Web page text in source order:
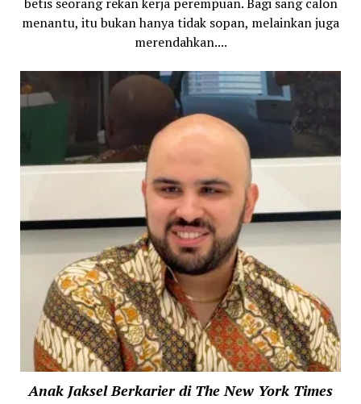
menantu, itu bukan hanya tidak sopan, melainkan juga
merendahkan....
Anak Jaksel Berkarier di The New York Times